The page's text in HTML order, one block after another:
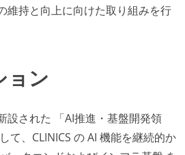
維持と向上に向けた取り組みを行
ョン
設された 「AI推進・基盤開発領
て、CLINICS の AI 機能を継続的か